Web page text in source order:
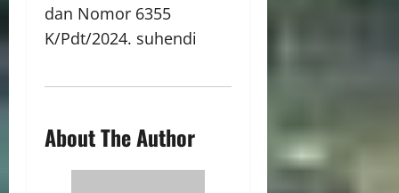
dan Nomor 6355
K/Pdt/2024. suhendi
About The Author